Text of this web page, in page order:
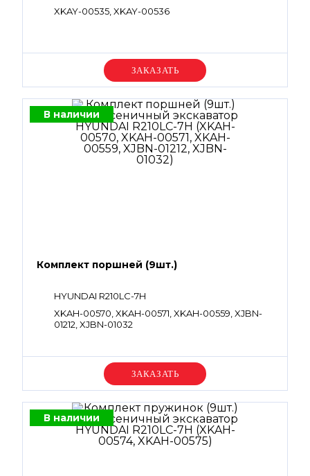
XKAY-00535, XKAY-00536
Уточняйте цену
В наличии
Комплект поршней (9шт.)
HYUNDAI R210LC-7H
XKAH-00570, XKAH-00571, XKAH-00559, XJBN-
01212, XJBN-01032
Уточняйте цену
В наличии